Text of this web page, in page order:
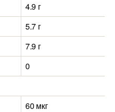
4.9 г
5.7 г
7.9 г
0
60 мкг